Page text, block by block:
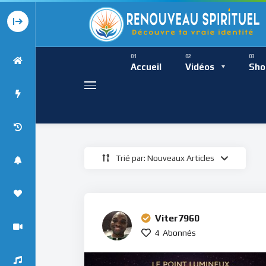
Accueil Vidéos
Présence
Présence
Trié par: Nouveaux Articles
Viter7960
4 Abonnés